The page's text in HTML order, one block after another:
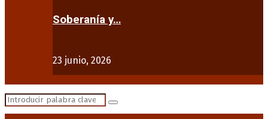
Soberanía y…
23 junio, 2026
Search
Search